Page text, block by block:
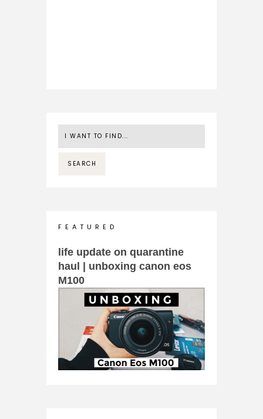
F E A T U R E D
life update on quarantine
haul | unboxing canon eos
M100